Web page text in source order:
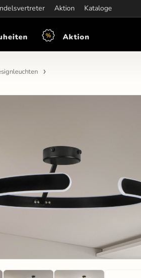
Aktion Kataloge
Mon-Fre: 7:30 - 15:30
Aktion